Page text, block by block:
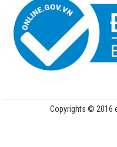
Copyrights © 2016